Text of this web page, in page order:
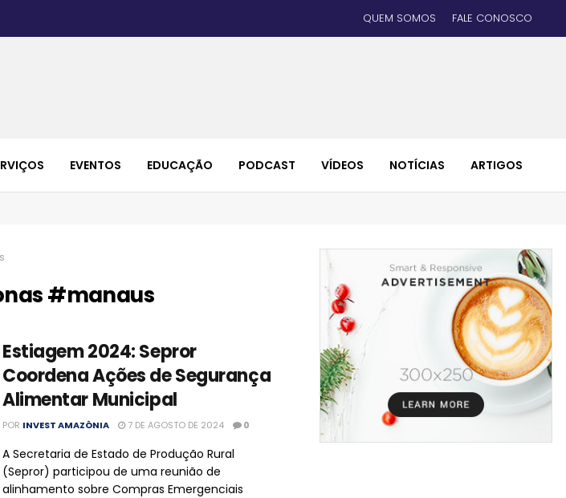
QUEM SOMOS FALE CONOSCO
EVENTOS EDUCAÇÃO PODCAST VÍDEOS NOTÍCIAS ARTIGOS
#manaus
Estiagem 2024: Sepror
Coordena Ações de Segurança
Alimentar Municipal
POR INVEST AMAZÔNIA 7 DE AGOSTO DE 2024 0
A Secretaria de Estado de Produção Rural
(Sepror) participou de uma reunião de
alinhamento sobre Compras Emergenciais